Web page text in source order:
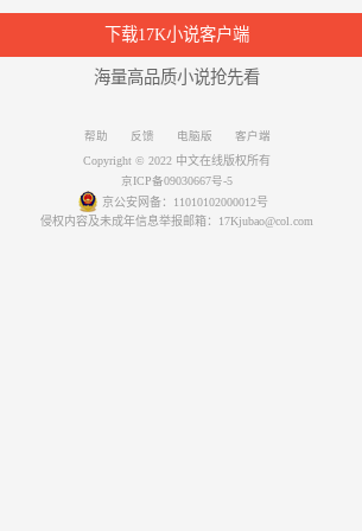
下载17K小说客户端
海量高品质小说抢先看
帮助 反馈 电脑版
客户端
Copyright © 2022 中文在线版权所有
京ICP备09030667号-5
京公安网备：11010102000012号
侵权内容及未成年信息举报邮箱：17Kjubao@col.com